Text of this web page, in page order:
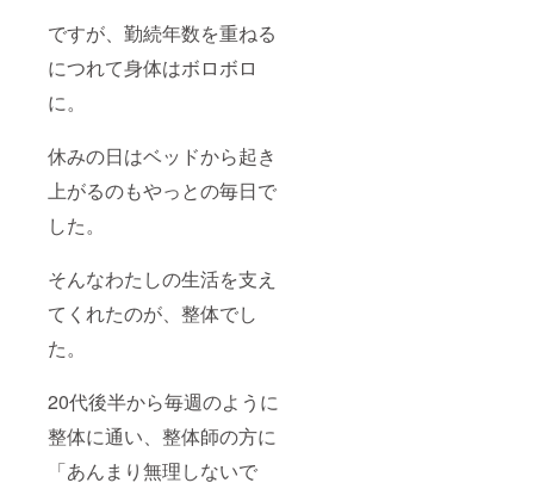
ですが、勤続年数を重ねる
につれて身体はボロボロ
に。
休みの日はベッドから起き
上がるのもやっとの毎日で
した。
そんなわたしの生活を支え
てくれたのが、整体でし
た。
20代後半から毎週のように
整体に通い、整体師の方に
「あんまり無理しないで